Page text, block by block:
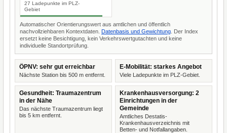
27 Ladepunkte im PLZ-
Gebiet
Automatischer Orientierungswert aus amtlichen und öffentlich
nachvollziehbaren Kontextdaten. Datenbasis und Gewichtung . Der Index
ersetzt keine Besichtigung, kein Verkehrswertgutachten und keine
individuelle Standortprüfung.
ÖPNV: sehr gut erreichbar
Nächste Station bis 500 m entfernt.
E-Mobilität: starkes Angebot
Viele Ladepunkte im PLZ-Gebiet.
Gesundheit: Traumazentrum
in der Nähe
Das nächste Traumazentrum liegt
bis 5 km entfernt.
Krankenhausversorgung: 2
Einrichtungen in der
Gemeinde
Amtliches Destatis-
Krankenhausverzeichnis mit
Betten- und Notfallangaben.